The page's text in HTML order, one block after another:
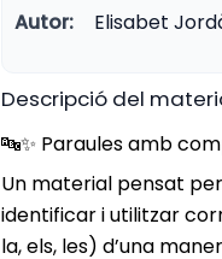
Autor:
Elisabet
Descripció del
🔤✨ Paraules amb
Un material pensat
identificar i utilitzar
la, els, les) d’una